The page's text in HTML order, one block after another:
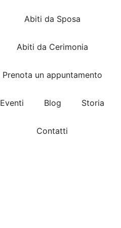
Abiti da Sposa
Abiti da Cerimonia
Prenota un appuntamento
Eventi Blog Storia
Contatti